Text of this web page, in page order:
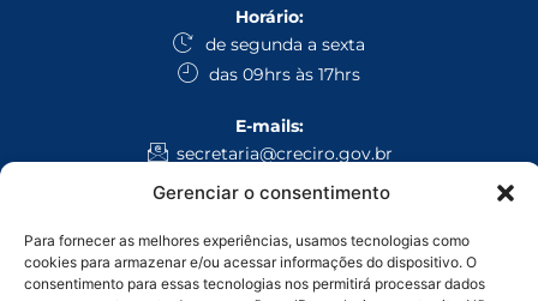
Gerenciar o consentimento
Para fornecer as melhores experiências, usamos tecnologias como
cookies para armazenar e/ou acessar informações do dispositivo. O
consentimento para essas tecnologias nos permitirá processar dados
Horário:
de segunda a sexta
das 09hrs às 17hrs
E-mails:
secretaria@creciro.gov.br
fiscalizacao@creciro.gov.br
WhatsApp:
Administrativo Geral: (69) 3224-1008